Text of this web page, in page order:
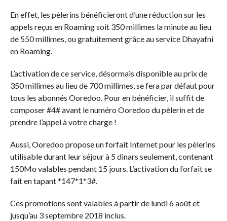
En effet, les pèlerins bénéficieront d’une réduction sur les
appels reçus en Roaming soit 350 millimes la minute au lieu
de 550 millimes, ou gratuitement grâce au service Dhayafni
en Roaming.
L’activation de ce service, désormais disponible au prix de
350 millimes au lieu de 700 millimes, se fera par défaut pour
tous les abonnés Ooredoo. Pour en bénéficier, il suffit de
composer #4# avant le numéro Ooredoo du pèlerin et de
prendre l’appel à votre charge !
Aussi, Ooredoo propose un forfait Internet pour les pèlerins
utilisable durant leur séjour à 5 dinars seulement, contenant
150Mo valables pendant 15 jours. L’activation du forfait se
fait en tapant *147*1*3#.
Ces promotions sont valables à partir de lundi 6 août et
jusqu’au 3 septembre 2018 inclus.